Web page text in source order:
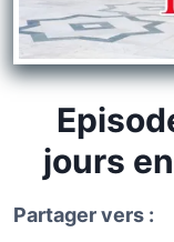
jours
Partager vers :